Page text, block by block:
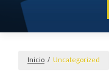
Inicio / Uncategorized